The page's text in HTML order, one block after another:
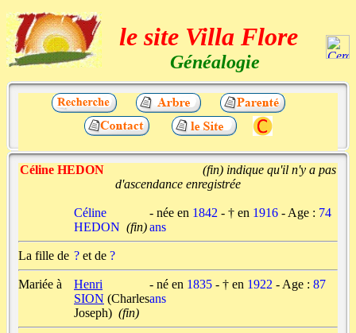
le site Villa Flore
Généalogie
Céline HEDON
(fin) indique qu'il n'y a pas
d'ascendance enregistrée
Céline
HEDON (fin)
- née en 1842 - † en 1916 - Age : 74
ans
La fille de ? et de ?
Mariée à
Henri
SION (Charles
Joseph) (fin)
- né en 1835 - † en 1922 - Age : 87
ans